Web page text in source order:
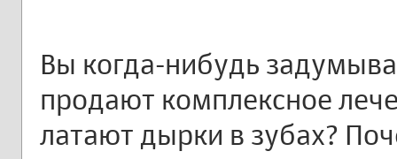
Вы когда-нибудь
продают комплексное
латают дырки в зубах?